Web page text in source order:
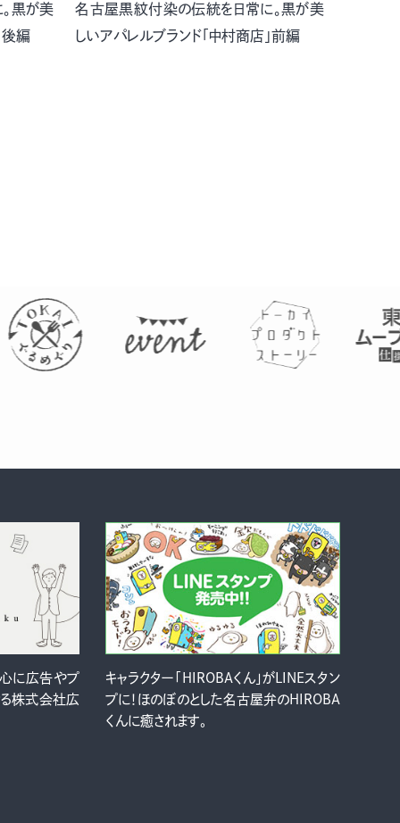
黒が美
後編
名古屋黒紋付染の伝統を日常に。黒が美
しいアパレルブランド「中村商店」前編
に広告やプ
る株式会社広
キャラクター「HIROBAくん」がLINEスタン
プに！ほのぼのとした名古屋弁のHIROBA
くんに癒されます。